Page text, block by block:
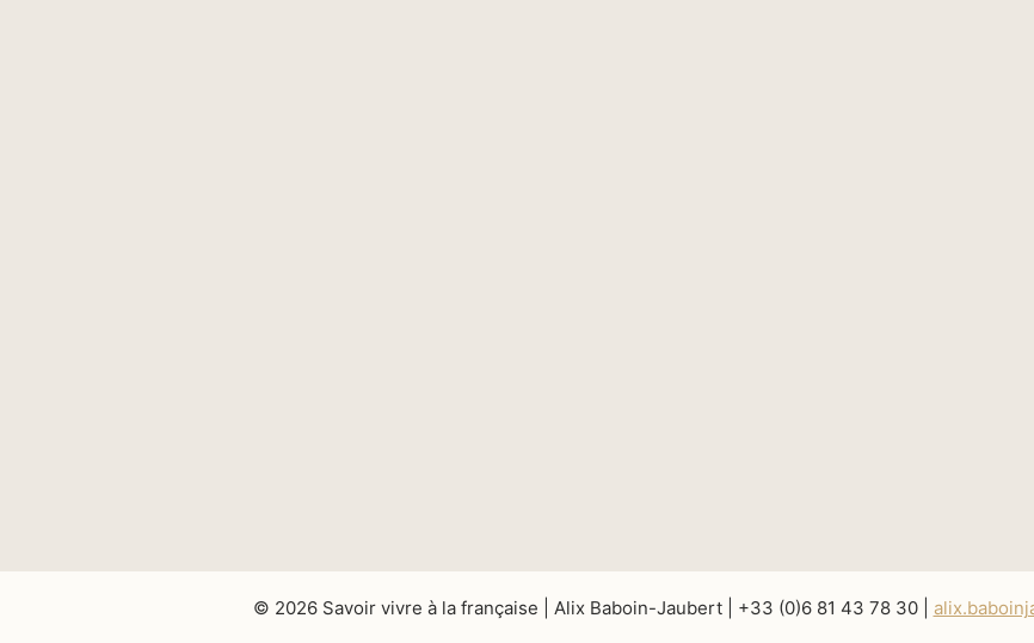
© 2026 Savoir vivre à la française | Alix Baboin-Jaubert | +33 (0)6 81 43 78 30 |